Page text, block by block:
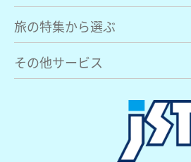
旅の特集から選ぶ
その他サービス